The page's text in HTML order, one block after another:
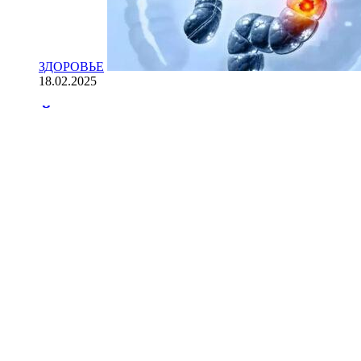
ЗДОРОВЬЕ
18.02.2025
Йогурт против рака: научные